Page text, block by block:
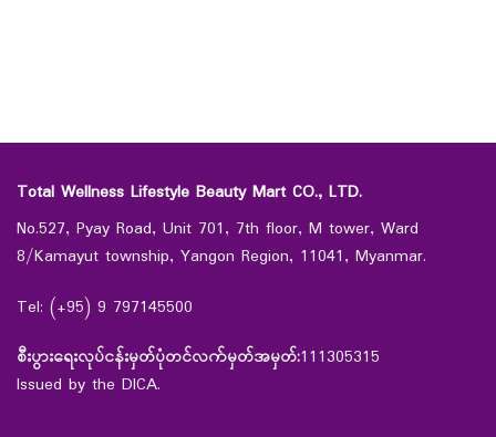
Total Wellness Lifestyle Beauty Mart CO., LTD.
No.527, Pyay Road, Unit 701, 7th floor, M tower, Ward
8/Kamayut township, Yangon Region, 11041, Myanmar.
Tel: (+95) 9 797145500
စီးပွားရေးလုပ်ငန်းမှတ်ပုံတင်လက်မှတ်အမှတ်:111305315
Issued by the DICA.